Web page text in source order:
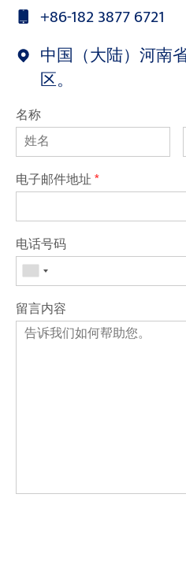
+86-182 3877 6721
中国（大陆）河南
区。
名称
电子邮件地址*
电话号码
留言内容